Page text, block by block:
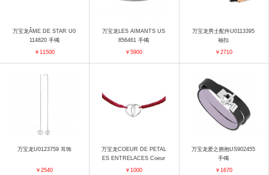
万宝龙ÂME DE STAR U0
114820 手镯
￥11500
万宝龙LES AIMANTS US
856461 手镯
￥5900
万宝龙男士配件U0113395
袖扣
￥2710
万宝龙U0123759 耳饰
￥2540
万宝龙COEUR DE PETAL
ES ENTRELACES Coeur
De Pétales Entrelacés 手
￥1000
万宝龙爱之拥抱US902455
手镯
￥1670